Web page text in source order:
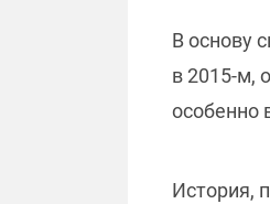
В основу
в 2015-м,
особенно
История,